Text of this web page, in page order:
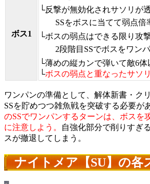
ボス1
└反撃が無効化されサソリが
SSをボスに当てて弱点倍
└ボスの弱点はできる限り攻
2段階目SSでボスをワン
└薄めの縦カンで弾いて敵6体
└ボスの弱点と重なったサソ
ワンパンの準備として、解体新書・ク
SSを貯めつつ雑魚戦を突破する必要が
のSSでワンパンするターンは、ボスを
に注意しよう。
自強化部分で削りすぎ
スが撤退してしまう。
ナイトメア【SU】の各